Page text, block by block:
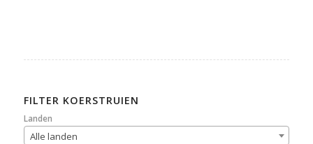
FILTER KOERSTRUIEN
Landen
Alle landen